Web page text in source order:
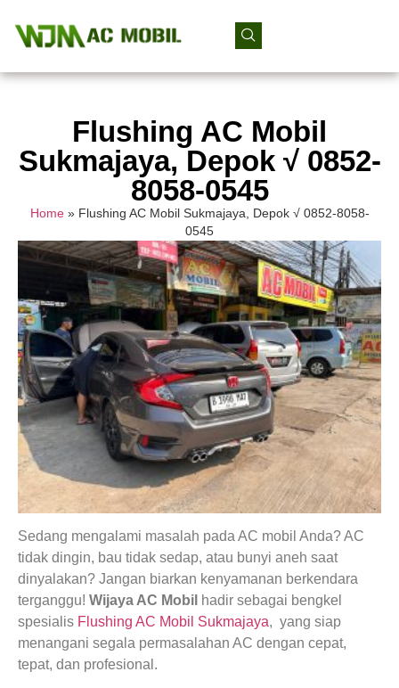
Flushing AC Mobil
Sukmajaya, Depok √ 0852-
8058-0545
Home» Flushing AC Mobil Sukmajaya, Depok √ 0852-8058-
0545
Sedang mengalami masalah pada AC mobil Anda? AC
tidak dingin, bau tidak sedap, atau bunyi aneh saat
dinyalakan? Jangan biarkan kenyamanan berkendara
terganggu! Wijaya AC Mobil hadir sebagai bengkel
spesialis Flushing AC Mobil Sukmajaya, yang siap
menangani segala permasalahan AC dengan cepat,
tepat, dan profesional.